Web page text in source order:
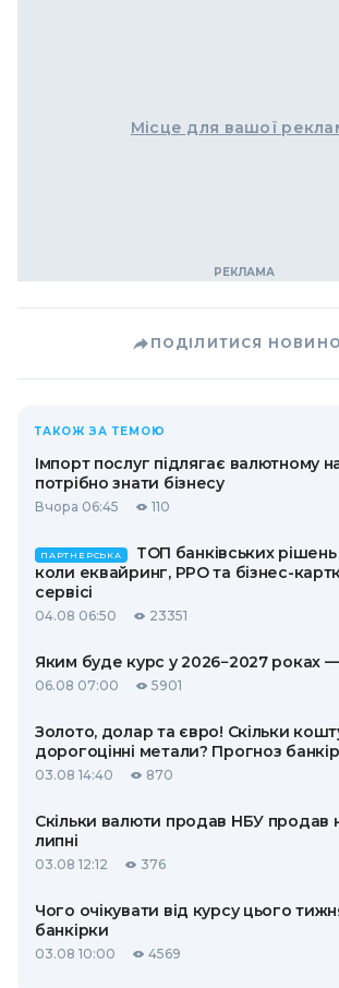
Місце для вашої
ПОДІЛИТИСЯ
ТАКОЖ ЗА ТЕМОЮ
Імпорт послуг підлягає валютному
потрібно знати бізнесу
Вчора 06:45 110
ПАРТНЕРСЬКА
ТОП банківських
коли еквайринг, РРО та бізнес-
сервісі
04.08 06:50 23351
Яким буде курс у 2026−2027 роках
06.08 07:00 5901
Золото, долар та євро! Скільки
дорогоцінні метали? Прогноз
03.08 14:40 870
Скільки валюти продав НБУ продав
липні
03.08 12:12 376
Чого очікувати від курсу цього
банкірки
03.08 10:00 4569